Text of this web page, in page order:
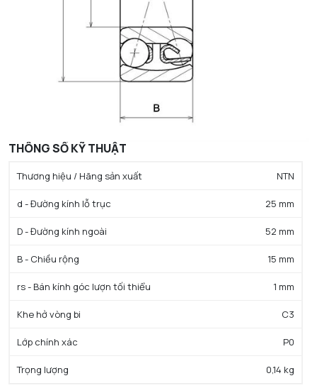
THÔNG SỐ KỸ THUẬT
Thương hiệu / Hãng sản xuất NTN
d - Đường kính lỗ trục 25 mm
D - Đường kính ngoài 52 mm
B - Chiều rộng 15 mm
rs - Bán kính góc lượn tối thiểu 1 mm
Khe hở vòng bi C3
Lớp chính xác P0
Trọng lượng 0,14 kg